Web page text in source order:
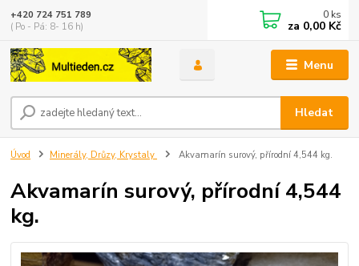
Menu
Hledat
+420 724 751 789
( Po - Pá: 8- 16 h)
0 ks
za 0,00 Kč
Úvod Minerály, Drůzy, Krystaly Akvamarín surový, přírodní 4,544 kg.
Akvamarín surový, přírodní 4,544
kg.